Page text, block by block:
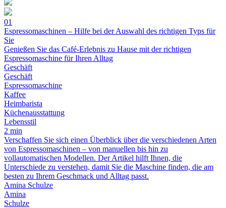
01
Espressomaschinen – Hilfe bei der Auswahl des richtigen Typs für
Sie
Genießen Sie das Café-Erlebnis zu Hause mit der richtigen
Espressomaschine für Ihren Alltag
Geschäft
Geschäft
Espressomaschine
Kaffee
Heimbarista
Küchenausstattung
Lebensstil
2 min
Verschaffen Sie sich einen Überblick über die verschiedenen Arten
von Espressomaschinen – von manuellen bis hin zu
vollautomatischen Modellen. Der Artikel hilft Ihnen, die
Unterschiede zu verstehen, damit Sie die Maschine finden, die am
besten zu Ihrem Geschmack und Alltag passt.
Amina Schulze
Amina
Schulze